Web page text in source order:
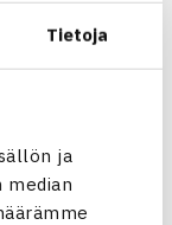
Tietoja
ja
median